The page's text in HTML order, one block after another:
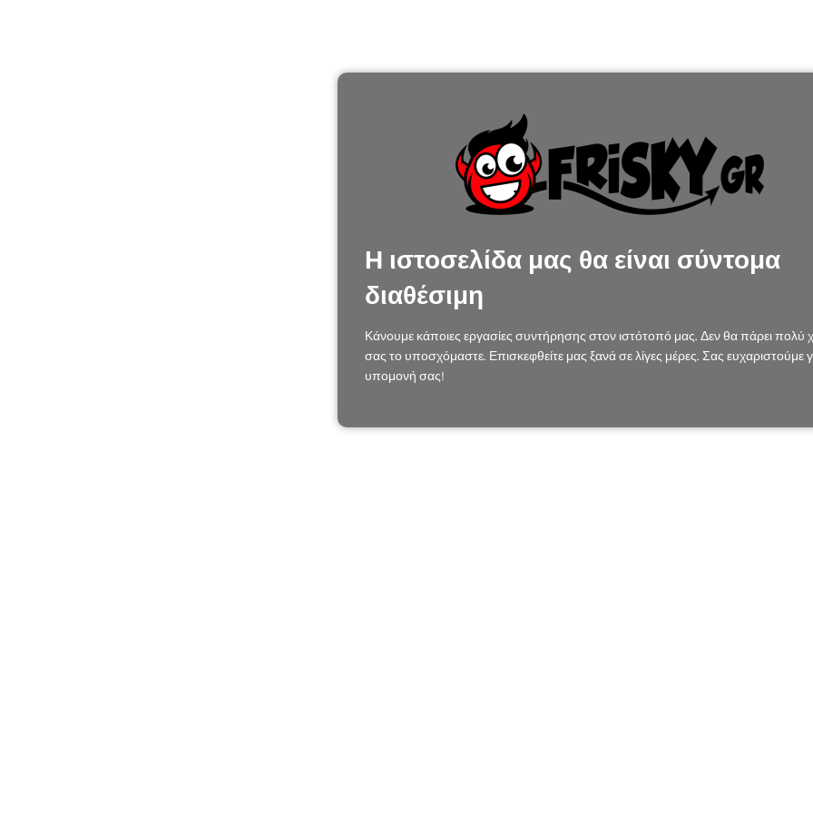
Η ιστοσελίδα μας θα είναι σύντομα
διαθέσιμη
Κάνουμε κάποιες εργασίες συντήρησης στον ιστότοπό μας. Δεν θα πάρει πολύ
σας το υποσχόμαστε. Επισκεφθείτε μας ξανά σε λίγες μέρες. Σας ευχαριστούμε
υπομονή σας!